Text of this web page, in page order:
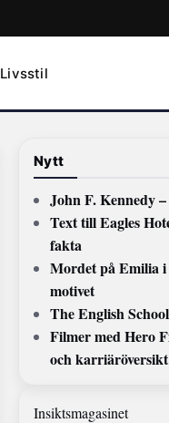
Livsstil
Nytt
John F. Kennedy
Text till Eagles
fakta
Mordet på Emilia
motivet
The English
Filmer med Hero
och karriäröversikt
Insiktsmagasinet